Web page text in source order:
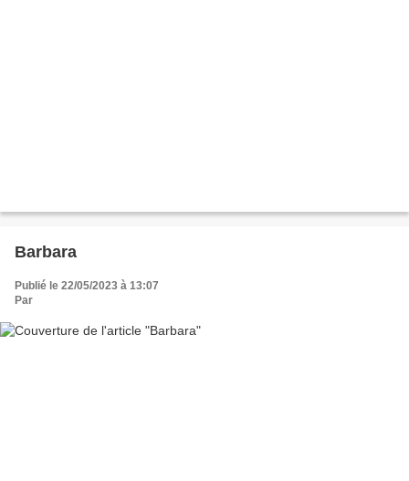
Barbara
Publié le 22/05/2023 à 13:07
Par